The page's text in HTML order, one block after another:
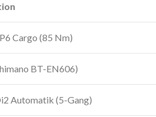
Cargo (85 Nm)
BT-EN606)
Automatik (5-Gang)